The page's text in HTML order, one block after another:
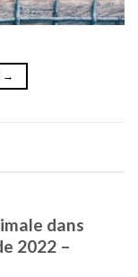
→
dans
2022 –